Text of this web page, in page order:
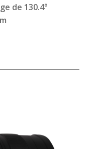
de 130.4°